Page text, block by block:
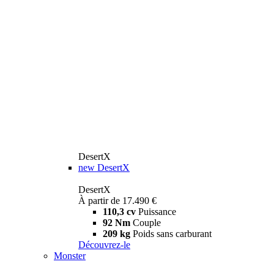
DesertX
new DesertX
DesertX
À partir de 17.490 €
110,3 cv Puissance
92 Nm Couple
209 kg Poids sans carburant
Découvrez-le
Monster